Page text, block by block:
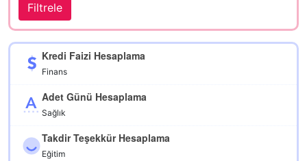
Kredi Faizi Hesaplama
Finans
Adet Günü Hesaplama
Sağlık
Takdir Teşekkür Hesaplama
Eğitim